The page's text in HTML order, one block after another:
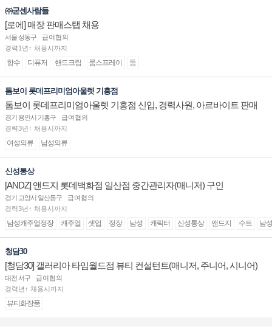
㈜굳센사람들
[로에] 매장 판매스탭 채용
서울 성동구
급여협의
경력1년↑ 채용시까지
향수 디퓨저 핸드크림 룸스프레이 등
톰보이 롯데프리미엄아울렛 기흥점
톰보이 롯데프리미엄아울렛 기흥점 신입, 경력사원, 아르바이트 판매
직 구인합니다.
경기 용인시 기흥구
급여협의
경력3년↑ 채용시까지
여성의류 남성의류
신성통상
[ANDZ] 앤드지 롯데백화점 일산점 중간관리자(매니저) 구인
경기 고양시 일산동구
급여협의
경력3년↑ 채용시까지
남성캐주얼정장 캐주얼 셋업 정장 남성 캐릭터 신성통상 앤드지 수트 남
청담30
[청담30] 갤러리아 타임월드점 뷰티 컨설턴트(매니저, 주니어, 시니어)
채용
대전 서구
급여협의
경력년↑ 채용시까지
뷰티화장품